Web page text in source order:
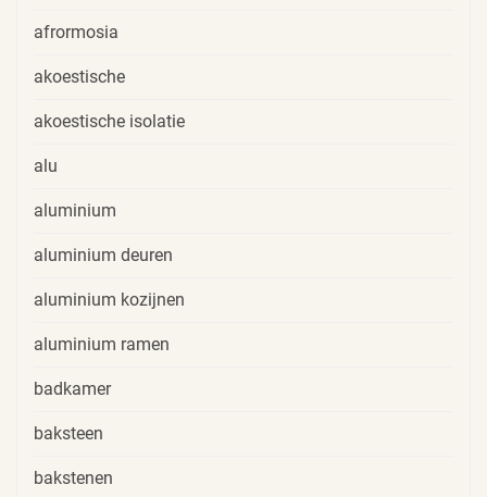
afrormosia
akoestische
akoestische isolatie
alu
aluminium
aluminium deuren
aluminium kozijnen
aluminium ramen
badkamer
baksteen
bakstenen